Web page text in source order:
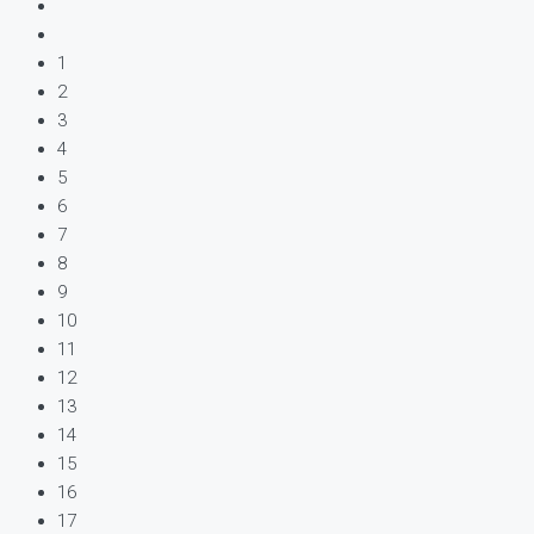
1
2
3
4
5
6
7
8
9
10
11
12
13
14
15
16
17